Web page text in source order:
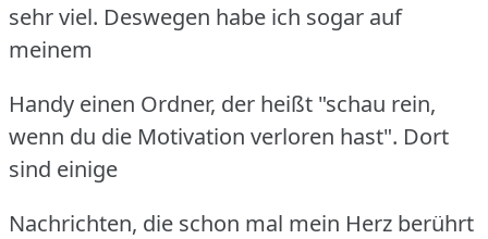
sehr viel. Deswegen habe ich sogar auf
meinem
Handy einen Ordner, der heißt "schau rein,
wenn du die Motivation verloren hast". Dort
sind einige
Nachrichten, die schon mal mein Herz berührt